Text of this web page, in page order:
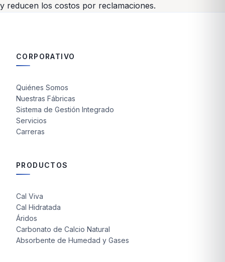
y reducen los costos por reclamaciones.
CORPORATIVO
Quiénes Somos
Nuestras Fábricas
Sistema de Gestión Integrado
Servicios
Carreras
PRODUCTOS
Cal Viva
Cal Hidratada
Áridos
Carbonato de Calcio Natural
Absorbente de Humedad y Gases